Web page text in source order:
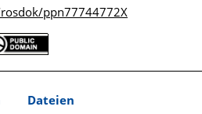
ppn77744772X
Dateien